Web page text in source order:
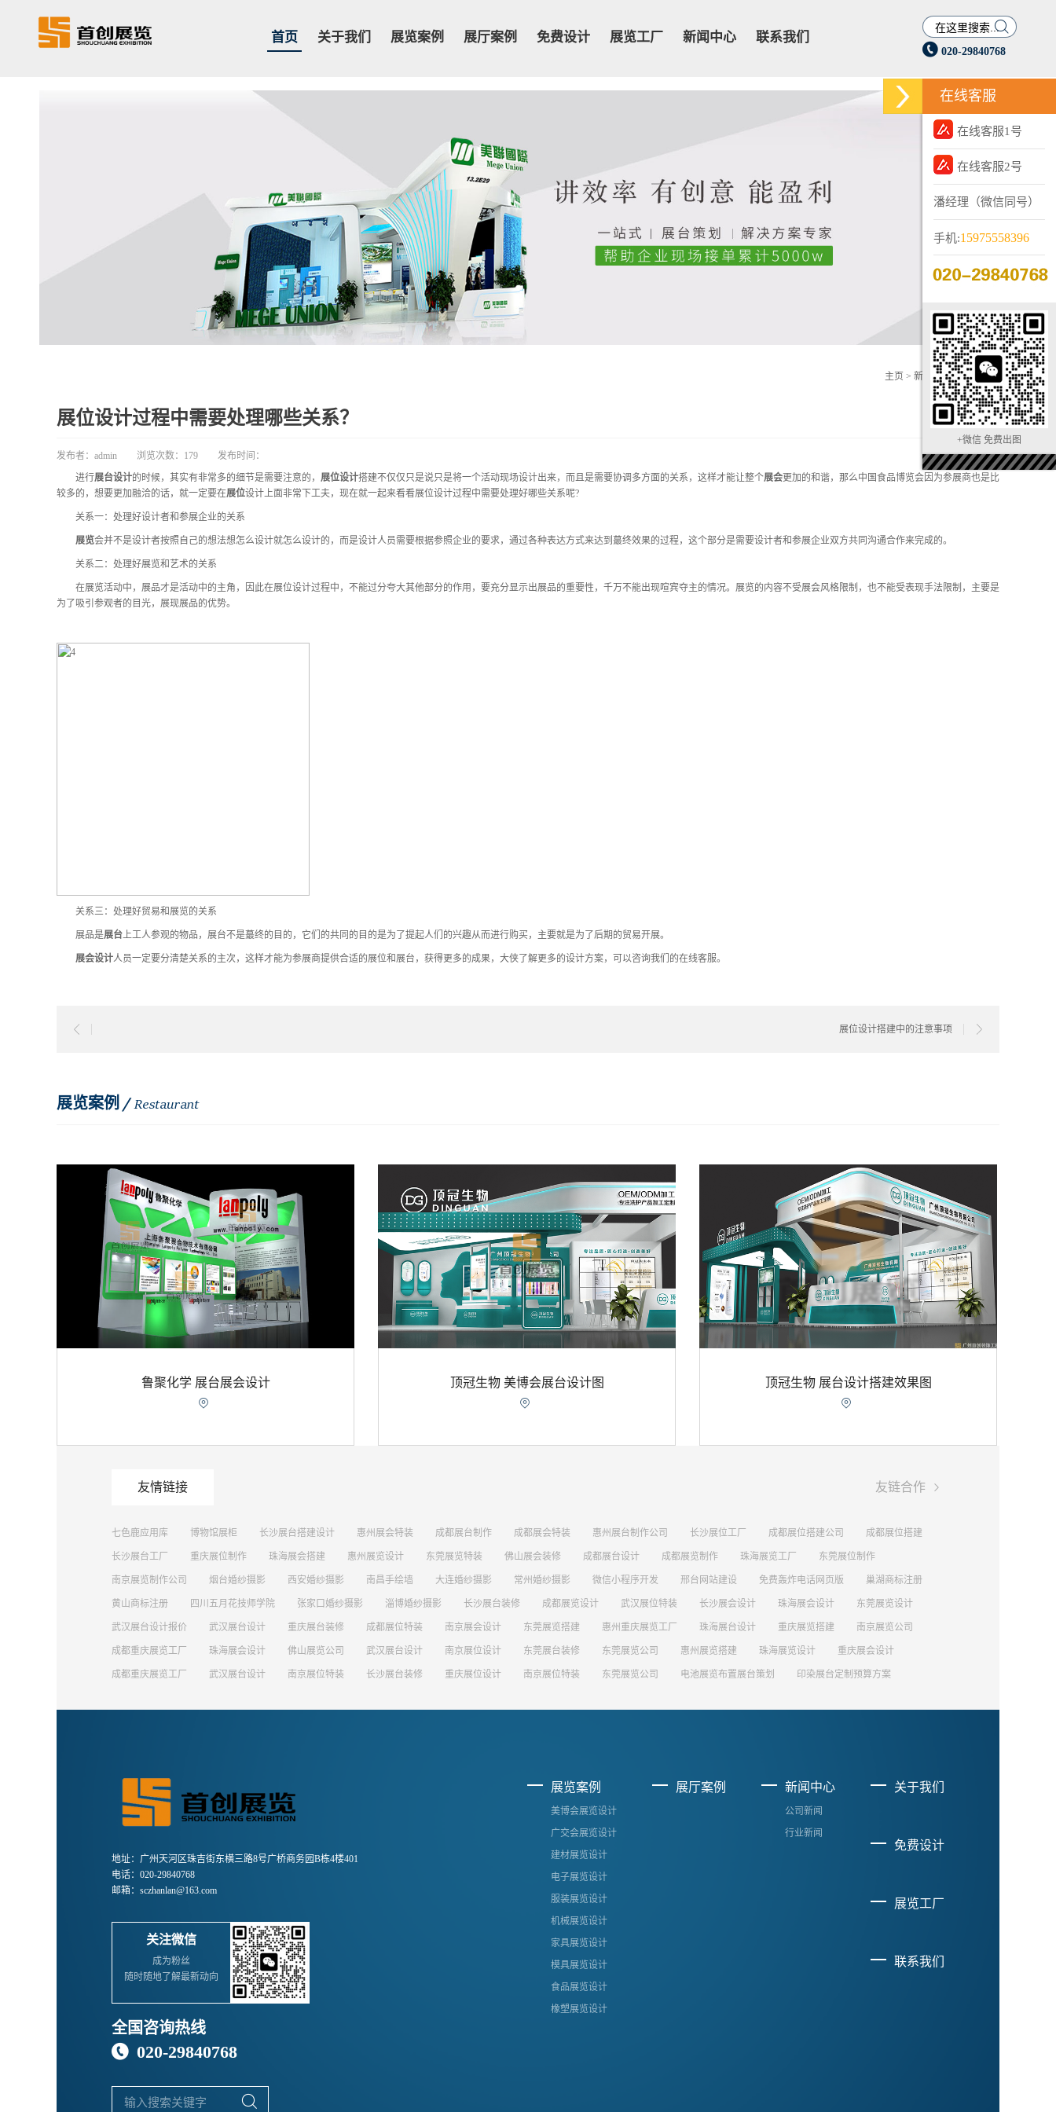
首页 关于我们 展览案例 展厅案例 免费设计 展览工厂 新闻中心 联系我们

 020-29840768
主页 > 新闻中心>行业新闻
展位设计过程中需要处理哪些关系？
发布者： admin 浏览次数： 179
发布时间：
进行展台设计的时候，其实有非常多的细节是需要注意的， 展位设计搭建不仅仅只是说只是将一个活动现场设计出来，而且是需要协调多方面的关系，这样才能让整个展会更加的和谐，那么中国食品博览会因为参展商也是比
较多的，想要更加融洽的话，就一定要在展位设计上面非常下工夫，现在就一起来看看展位设计过程中需要处理好哪些关系呢?
关系一：处理好设计者和参展企业的关系
展览会并不是设计者按照自己的想法想怎么设计就怎么设计的，而是设计人员需要根据参照企业的要求，通过各种表达方式来达到蕞终效果的过程，这个部分是需要设计者和参展企业双方共同沟通合作来完成的。
关系二：处理好展览和艺术的关系
在展览活动中，展品才是活动中的主角，因此在展位设计过程中，不能过分夸大其他部分的作用，要充分显示出展品的重要性，千万不能出现喧宾夺主的情况。展览的内容不受展会风格限制，也不能受表现手法限制，主要是
为了吸引参观者的目光，展现展品的优势。
关系三：处理好贸易和展览的关系
展品是展台上工人参观的物品，展台不是蕞终的目的，它们的共同的目的是为了提起人们的兴趣从而进行购买，主要就是为了后期的贸易开展。
展会设计人员一定要分清楚关系的主次，这样才能为参展商提供合适的展位和展台，获得更多的成果，大侠了解更多的设计方案，可以咨询我们的在线客服。
展位设计搭建中的注意事项
展览案例 /Restaurant
鲁聚化学 展台展会设计

顶冠生物 美博会展台设计图

顶冠生物 展台设计搭建效果图

友情链接 友链合作 
七色鹿应用库 博物馆展柜 长沙展台搭建设计 惠州展会特装 成都展台制作 成都展会特装 惠州展台制作公司 长沙展位工厂 成都展位搭建公司 成都展位搭建
长沙展台工厂 重庆展位制作 珠海展会搭建 惠州展览设计 东莞展览特装 佛山展会装修 成都展台设计 成都展览制作 珠海展览工厂 东莞展位制作
南京展览制作公司 烟台婚纱摄影 西安婚纱摄影 南昌手绘墙 大连婚纱摄影 常州婚纱摄影 微信小程序开发 邢台网站建设 免费轰炸电话网页版 巢湖商标注册
黄山商标注册 四川五月花技师学院 张家口婚纱摄影 淄博婚纱摄影 长沙展台装修 成都展览设计 武汉展位特装 长沙展会设计 珠海展会设计 东莞展览设计
武汉展台设计报价 武汉展台设计 重庆展台装修 成都展位特装 南京展会设计 东莞展览搭建 惠州重庆展览工厂 珠海展台设计 重庆展览搭建 南京展览公司
成都重庆展览工厂 珠海展会设计 佛山展览公司 武汉展台设计 南京展位设计 东莞展台装修 东莞展览公司 惠州展览搭建 珠海展览设计 重庆展会设计
成都重庆展览工厂 武汉展台设计 南京展位特装 长沙展台装修 重庆展位设计 南京展位特装 东莞展览公司 电池展览布置展台策划 印染展台定制预算方案
地址：广州天河区珠吉街东横三路8号广桥商务园B栋4楼401
电话：020-29840768
邮箱：sczhanlan@163.com
关注微信
成为粉丝
随时随地了解最新动向
展览案例
美博会展览设计
广交会展览设计
建材展览设计
电子展览设计
服装展览设计
机械展览设计
家具展览设计
模具展览设计
食品展览设计
橡塑展览设计
展厅案例 新闻中心
公司新闻
行业新闻
关于我们
免费设计
展览工厂
联系我们
全国咨询热线
 020-29840768

在线客服
在线客服1号
在线客服2号
潘经理（微信同号）
手机:15975558396
+微信 免费出图